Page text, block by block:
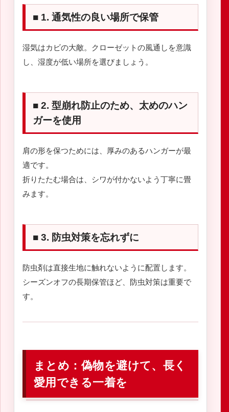
■ 1. 通気性の良い場所で保管
湿気はカビの大敵。クローゼットの風通しを意識
し、湿度が低い場所を選びましょう。
■ 2. 型崩れ防止のため、太めのハン
ガーを使用
肩の形を保つためには、厚みのあるハンガーが最
適です。
折りたたむ場合は、シワが付かないよう丁寧に畳
みます。
■ 3. 防虫対策を忘れずに
防虫剤は直接生地に触れないように配置します。
シーズンオフの長期保管ほど、防虫対策は重要で
す。
まとめ：偽物を避けて、長く
愛用できる一着を